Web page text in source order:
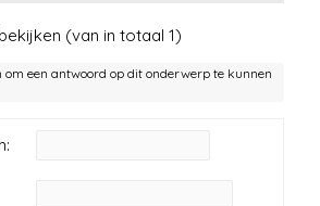
(van in totaal 1)
om een antwoord op dit onderwerp te kunnen